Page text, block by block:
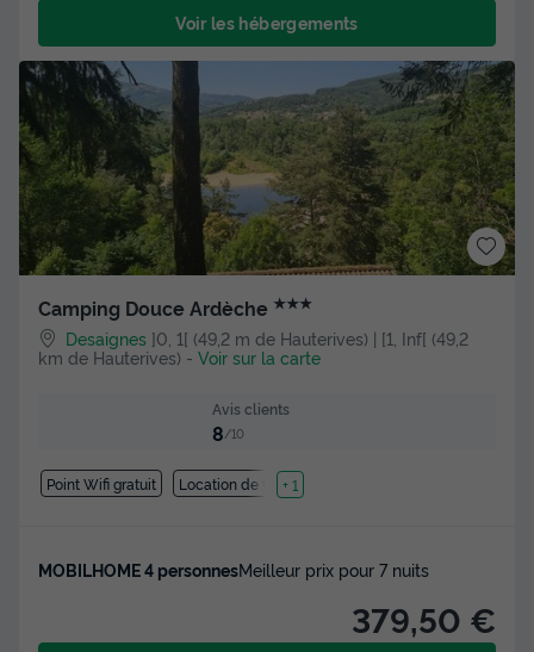
Voir les hébergements
Camping Douce Ardèche ★★★
Desaignes ]0, 1[ (49,2 m de Hauterives) | [1, Inf[ (49,2
km de Hauterives) - Voir sur la carte
Avis clients
8/10
Point Wifi gratuit Location de vélos
+ 1
MOBILHOME 4 personnesMeilleur prix pour 7 nuits
379,50 €